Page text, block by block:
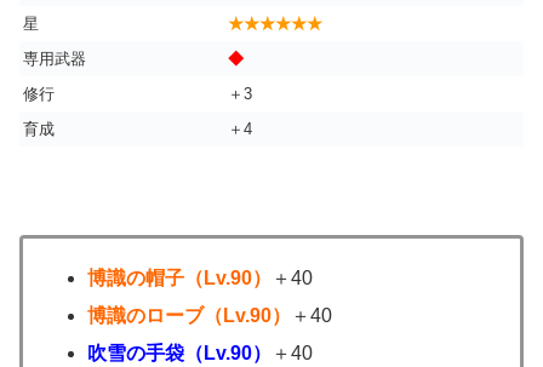
星
★★★★★★
専用武器
◆
修行
＋3
育成
＋4
博識の帽子（Lv.90）
＋40
博識のローブ（Lv.90）
＋40
吹雪の手袋（Lv.90）
＋40